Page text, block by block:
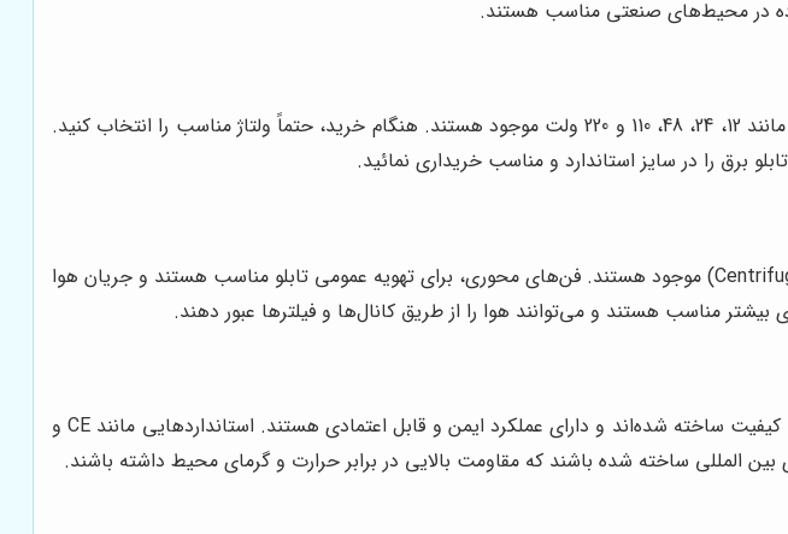
در محیط‌های صنعتی مناسب هستند.
فن تابلو برق باید با ولتاژ ورودی برق تابلو سازگار باشد. معمولاً فن‌های تابلو برق در ولتاژهای مختلفی مانند 12، 24، 48، 110 و 220 ولت موجود هستند. هنگام خرید، حتماً ولتاژ مناسب را انتخاب کنید.
فن‌های تابلو برق در انواع مختلفی مانند فن‌های محوری (Axial Fans) و فن‌های سانتریفیوژ (Centrifugal Fans) موجود هستند. فن‌های محوری، برای تهویه عمومی تابلو مناسب هستند و جریان هوا
مناسب هستند و می‌توانند هوا را از طریق کانال‌ها و فیلترها عبور دهند.
هنگام خرید فن تابلو برق، به استانداردها و گواهینامه‌های آن توجه کنید. فن‌های استاندارد، از مواد با کیفیت ساخته شده‌اند و دارای عملکرد ایمن و قابل اعتمادی هستند. استانداردهایی مانند CE و